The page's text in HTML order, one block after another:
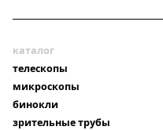
каталог
телескопы
микроскопы
бинокли
зрительные трубы